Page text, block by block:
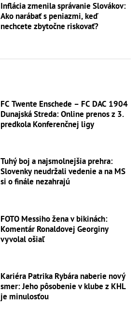
Inflácia zmenila správanie Slovákov:
Ako narábať s peniazmi, keď
nechcete zbytočne riskovať?
FC Twente Enschede – FC DAC 1904
Dunajská Streda: Online prenos z 3.
predkola Konferenčnej ligy
Tuhý boj a najsmolnejšia prehra:
Slovenky neudržali vedenie a na MS
si o finále nezahrajú
FOTO Messiho žena v bikinách:
Komentár Ronaldovej Georginy
vyvolal ošiaľ
Kariéra Patrika Rybára naberie nový
smer: Jeho pôsobenie v klube z KHL
je minulosťou